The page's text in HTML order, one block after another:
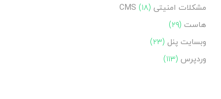
مشکلات امنیتی CMS (۱۸)
هاست (۲۹)
وبسایت پنل (۲۳)
وردپرس (۱۱۳)